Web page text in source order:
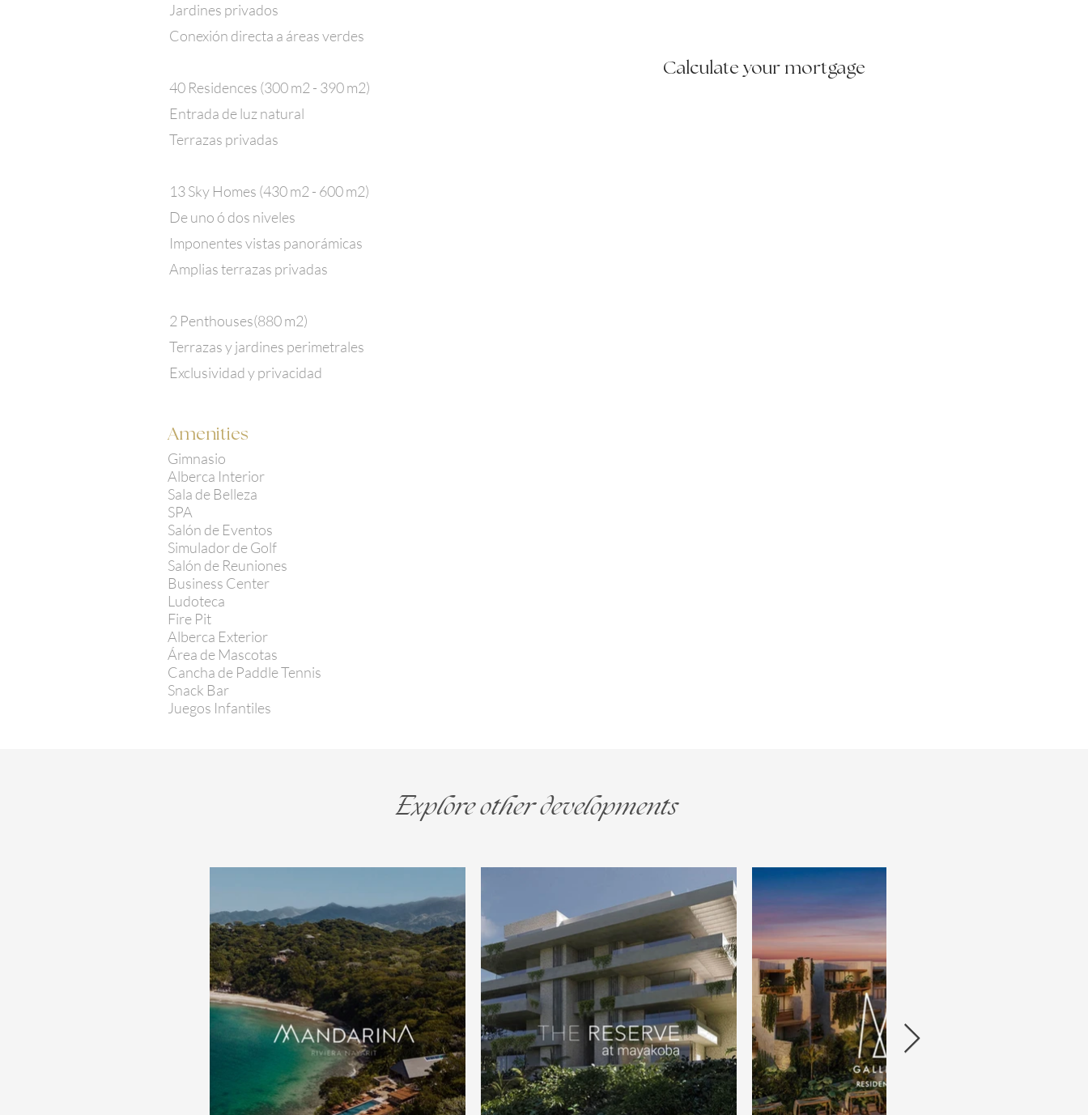
Jardines privados
Conexión directa a áreas verdes
40 Residences (300 m2 - 390 m2)
Entrada de luz natural
Terrazas privadas
13 Sky Homes (430 m2 - 600 m2)
De uno ó dos niveles
Imponentes vistas panorámicas
Amplias terrazas privadas
2 Penthouses(880 m2)
Terrazas y jardines perimetrales
Exclusividad y privacidad
Amenities
Gimnasio
Alberca Interior
Sala de Belleza
SPA
Salón de Eventos
Simulador de Golf
Salón de Reuniones
Business Center
Ludoteca
Fire Pit
Alberca Exterior
Área de Mascotas
Cancha de Paddle Tennis
Snack Bar
Juegos Infantiles
Calculate your mortgage
Explore other developments